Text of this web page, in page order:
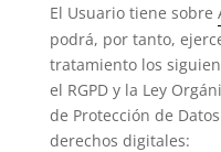
El Usuario tiene sobre
podrá, por tanto,
tratamiento los
el RGPD y la Ley
de Protección de
derechos digitales: